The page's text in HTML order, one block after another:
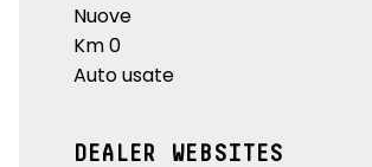
Nuove
Km 0
Auto usate
DEALER WEBSITES